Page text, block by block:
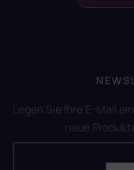
Legen Sie Ihre E-Mail
neue